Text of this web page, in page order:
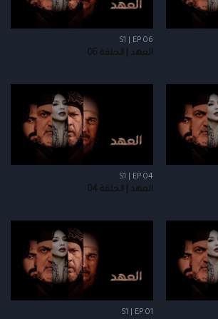
S1 | EP 06
العهد | الحلقة 06
S1 | EP 04
العهد | الحلقة 04
S1 | EP 01